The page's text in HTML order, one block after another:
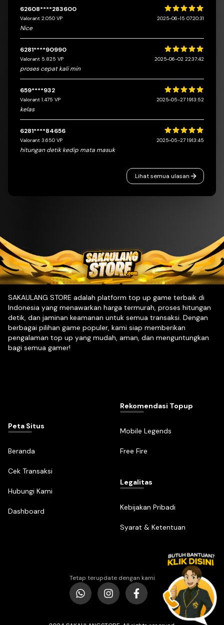
62608****283600
5 dari 5 bintang
Valorant 2.050 VP 2025-06-15 07:20:31
Nice
6281****90990
5 dari 5 bintang
Valorant 5.825 VP 2025-06-02 22:37:42
proses cepat kali min
659****932
5 dari 5 bintang
Valorant 1.475 VP 2025-05-27 19:13:52
kelas
6281****84656
5 dari 5 bintang
Valorant 3.650 VP 2025-05-27 19:13:45
hitungan detik kedip mata masuk
Lihat semua ulasan
SAKAULANG STORE adalah platform top up game terbaik di
Indonesia yang menawarkan harga termurah, proses hitungan
detik, dan jaminan keamanan untuk semua transaksi. Dengan
berbagai pilihan game populer, kami siap memberikan
pengalaman top up yang mudah, aman, dan menguntungkan
bagi semua gamer!
Tetap terupdate dengan kami
Peta Situs
Beranda
Cek Transaksi
Hubungi Kami
Dashboard
Rekomendasi Topup
Mobile Legends
Free Fire
Legalitas
Kebijakan Pribadi
Syarat & Ketentuan